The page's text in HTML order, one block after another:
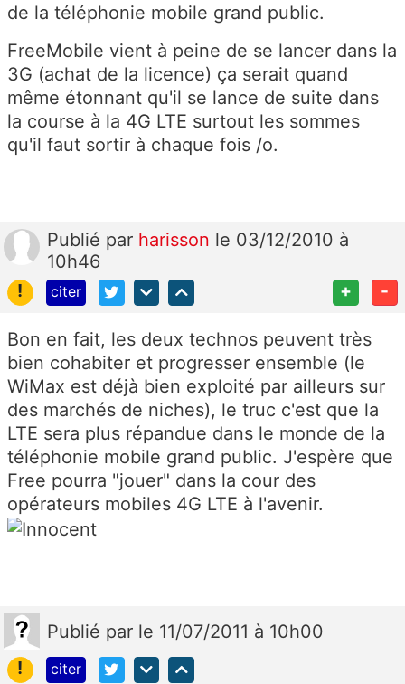
de la téléphonie mobile grand public.
FreeMobile vient à peine de se lancer dans la
3G (achat de la licence) ça serait quand
même étonnant qu'il se lance de suite dans
la course à la 4G LTE surtout les sommes
qu'il faut sortir à chaque fois /o.
Publié par harisson le 03/12/2010 à
10h46
!
citer + -
Bon en fait, les deux technos peuvent très
bien cohabiter et progresser ensemble (le
WiMax est déjà bien exploité par ailleurs sur
des marchés de niches), le truc c'est que la
LTE sera plus répandue dans le monde de la
téléphonie mobile grand public. J'espère que
Free pourra "jouer" dans la cour des
opérateurs mobiles 4G LTE à l'avenir.
Publié par le 11/07/2011 à 10h00
!
citer